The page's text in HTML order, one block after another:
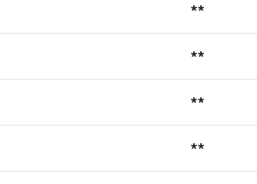
**
**
**
**